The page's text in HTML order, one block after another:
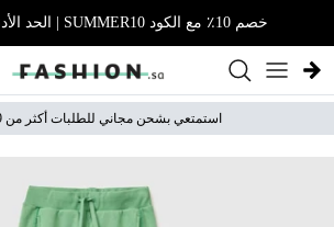
خصم 10٪ مع الكود SUMMER10 | الحد الأدنى للشراء 100
استمتعي بشحن مجاني للطلبات أكثر من 299 ريال